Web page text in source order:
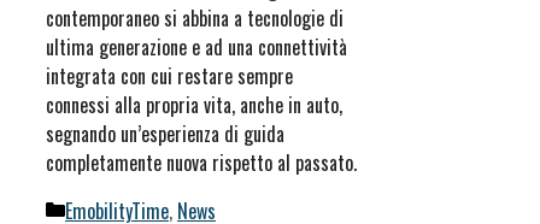
contemporaneo si abbina a tecnologie di
ultima generazione e ad una connettività
integrata con cui restare sempre
connessi alla propria vita, anche in auto,
segnando un’esperienza di guida
completamente nuova rispetto al passato.
Categorie
EmobilityTime, News